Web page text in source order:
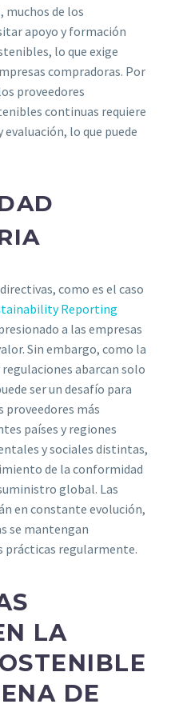
muchos de los
apoyo y formación
lo que exige
compradoras. Por
proveedores
continuas requiere
lo que puede
como es el caso
Reporting
a las empresas
Sin embargo, como la
abarcan solo
ser un desafío para
proveedores más
países y regiones
y sociales distintas,
de la conformidad
global. Las
en constante evolución,
se mantengan
prácticas regularmente.
LA
DE